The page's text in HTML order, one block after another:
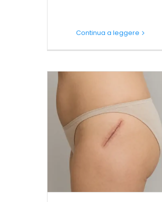
Continua a leggere